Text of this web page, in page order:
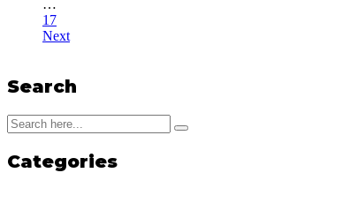
…
17
Next
Search
Categories